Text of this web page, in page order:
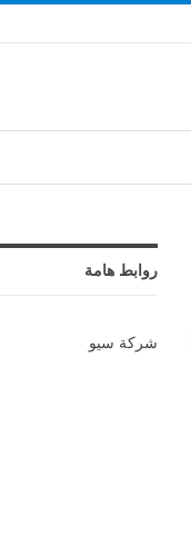
روابط هامة
شركة سيو